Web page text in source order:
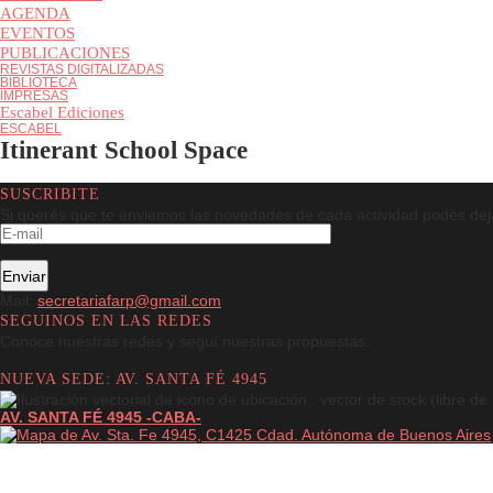
Red asistencial
AGENDA
EVENTOS
PUBLICACIONES
REVISTAS DIGITALIZADAS
BIBLIOTECA
IMPRESAS
Escabel Ediciones
ESCABEL
Itinerant School Space
SUSCRIBITE
Si querés que te enviemos las novedades de cada actividad podés
Conoce nuestras redes y seguí nuestras propuestas:
NUEVA SEDE: AV. SANTA FÉ 4945